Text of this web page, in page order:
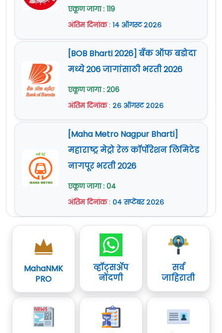
एकूण जागा : 119
अंतिम दिनांक: १४ ऑगस्ट २०२६
[BOB Bharti 2026] बँक ऑफ बडोदा
मध्ये 206 जागांसाठी भरती 2026
एकूण जागा : 206
अंतिम दिनांक: २६ ऑगस्ट २०२६
[Maha Metro Nagpur Bharti]
महाराष्ट्र मेट्रो रेल कॉर्पोरेशन लिमिटेड
नागपूर भरती 2026
एकूण जागा : 04
अंतिम दिनांक: ०४ सप्टेंबर २०२६
MahaNMK
PRO
व्हॉट्सॲप
नोंदणी
सर्व
जाहिराती